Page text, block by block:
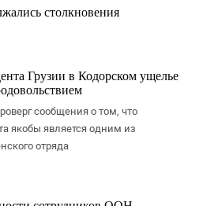
МОБИЛИЗАЦИЯ И ПРОТЕСТЫ
столкновения
Грузии в Кодорском ущелье
сообщения о том, что
якобы является одним из
отряда